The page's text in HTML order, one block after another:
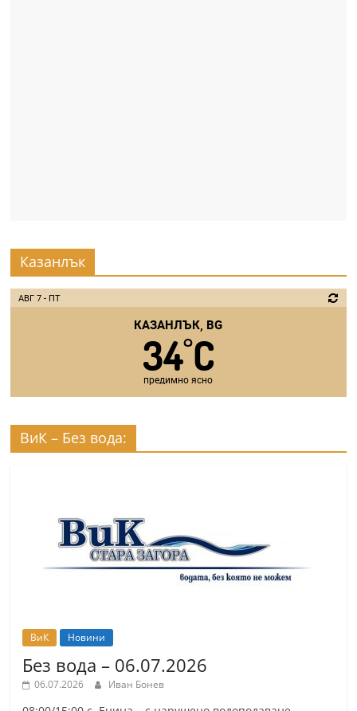
Казанлък
АВГ 7 - ПТ
КАЗАНЛЪК, BG
34°C
предимно ясно
ВиК – Без вода:
ВиК Новини
Без вода – 06.07.2026
06.07.2026 Иван Бонев